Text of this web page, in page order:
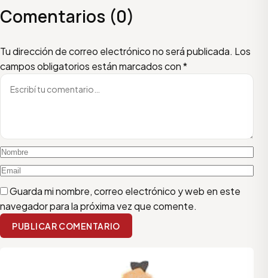
Comentarios (0)
Tu dirección de correo electrónico no será publicada. Los
campos obligatorios están marcados con*
Escribí tu comentario
Nombre
Email
Guarda mi nombre, correo electrónico y web en este
navegador para la próxima vez que comente.
PUBLICAR COMENTARIO